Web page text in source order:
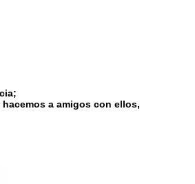
a amigos con ellos,